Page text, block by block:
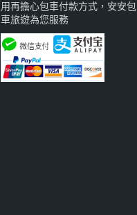
用再擔心包車付款方式，安安包
車旅遊為您服務